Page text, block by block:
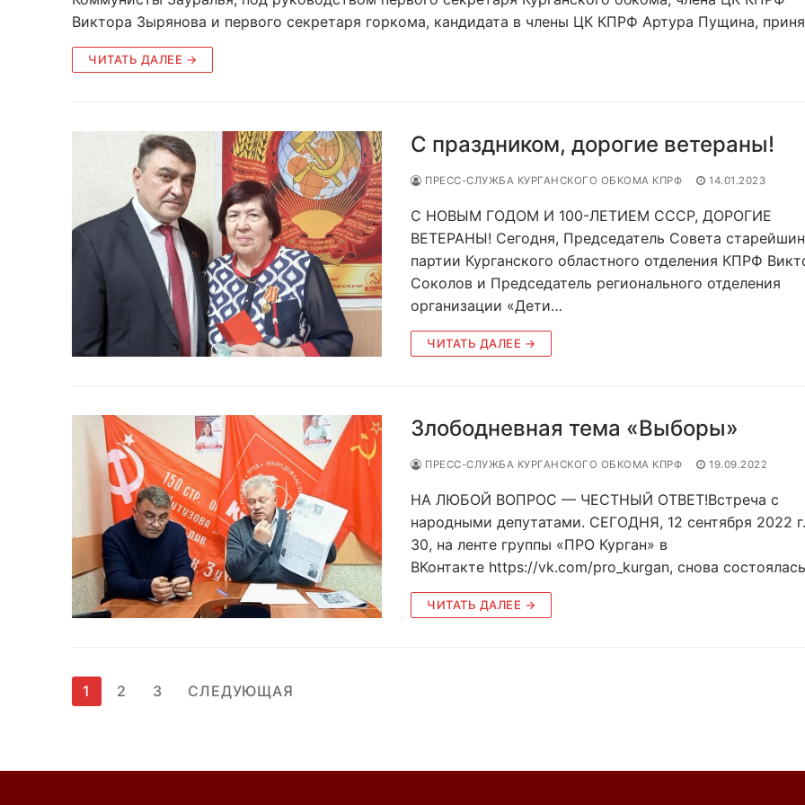
Виктора Зырянова и первого секретаря горкома, кандидата в члены ЦК КПРФ Артура Пущина,
ЧИТАТЬ ДАЛЕЕ →
С праздником, дорогие ветераны!
ПРЕСС-СЛУЖБА КУРГАНСКОГО ОБКОМА КПРФ 14.01.2023
С НОВЫМ ГОДОМ И 100-ЛЕТИЕМ СССР, ДОРОГИЕ
ВЕТЕРАНЫ! Сегодня, Председатель Совета старейшин
партии Курганского областного отделения КПРФ
Соколов и Председатель регионального отделения
организации «Дети…
ЧИТАТЬ ДАЛЕЕ →
Злободневная тема «Выборы»
ПРЕСС-СЛУЖБА КУРГАНСКОГО ОБКОМА КПРФ 19.09.2022
НА ЛЮБОЙ ВОПРОС — ЧЕСТНЫЙ ОТВЕТ!Встреча с
народными депутатами. СЕГОДНЯ, 12 сентября 2022
30, на ленте группы «ПРО Курган» в
ВКонтакте https://vk.com/pro_kurgan, снова
ЧИТАТЬ ДАЛЕЕ →
Пагинация
1 2 3 СЛЕДУЮЩАЯ